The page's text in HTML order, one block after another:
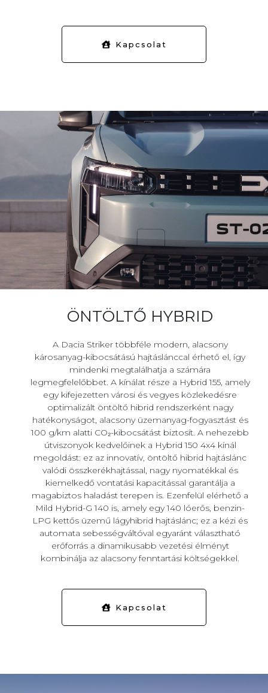
Kapcsolat
ÖNTÖLTŐ HYBRID
A Dacia Striker többféle modern, alacsony
károsanyag-kibocsátású hajtáslánccal érhető el, így
mindenki megtalálhatja a számára
legmegfelelőbbet. A kínálat része a Hybrid 155, amely
egy kifejezetten városi és vegyes közlekedésre
optimalizált öntöltő hibrid rendszerként nagy
hatékonyságot, alacsony üzemanyag-fogyasztást és
100 g/km alatti CO₂-kibocsátást biztosít. A nehezebb
útviszonyok kedvelőinek a Hybrid 150 4x4 kínál
megoldást: ez az innovatív, öntöltő hibrid hajtáslánc
valódi összkerékhajtással, nagy nyomatékkal és
kiemelkedő vontatási kapacitással garantálja a
magabiztos haladást terepen is. Ezenfelül elérhető a
Mild Hybrid-G 140 is, amely egy 140 lóerős, benzin-
LPG kettős üzemű lágyhibrid hajtáslánc; ez a kézi és
automata sebességváltóval egyaránt választható
erőforrás a dinamikusabb vezetési élményt
kombinálja az alacsony fenntartási költségekkel.
Kapcsolat